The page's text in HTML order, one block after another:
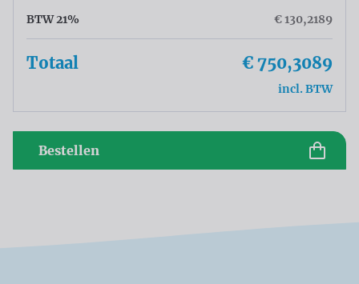
BTW 21% € 130,2189
Totaal € 750,3089
incl. BTW
Bestellen